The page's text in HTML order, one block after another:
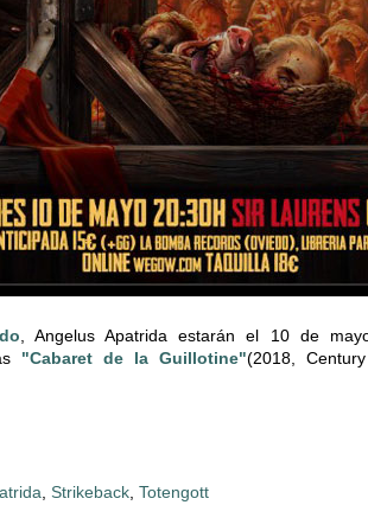
, Angelus Apatrida estarán el 10 de
"Cabaret de la Guillotine"(2018,
, Strikeback, Totengott